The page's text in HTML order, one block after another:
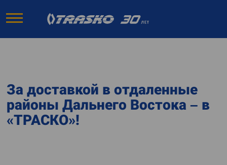
За доставкой в отдаленные
районы Дальнего Востока – в
«ТРАСКО»!